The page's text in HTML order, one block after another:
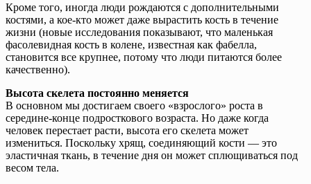
Кроме того, иногда люди рождаются с дополнительными
костями, а кое-кто может даже вырастить кость в течение
жизни (новые исследования показывают, что маленькая
фасолевидная кость в колене, известная как фабелла,
становится все крупнее, потому что люди питаются более
качественно).
Высота скелета постоянно меняется
В основном мы достигаем своего «взрослого» роста в
середине-конце подросткового возраста. Но даже когда
человек перестает расти, высота его скелета может
измениться. Поскольку хрящ, соединяющий кости — это
эластичная ткань, в течение дня он может сплющиваться под
весом тела.